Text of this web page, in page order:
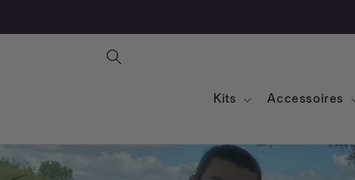
Kits Accessoires